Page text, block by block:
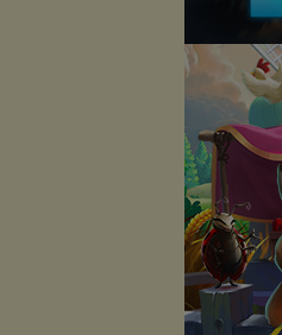
W przypadku
prosimy o
Wykorzystanie
(dostosowanie
marketingowych).
Wyrażenie
będzie
wyświetlona
Istnieje możliwość
sposób
urządzeniu
dokonując
internetowej.
Pełną
http://chomikuj.pl/